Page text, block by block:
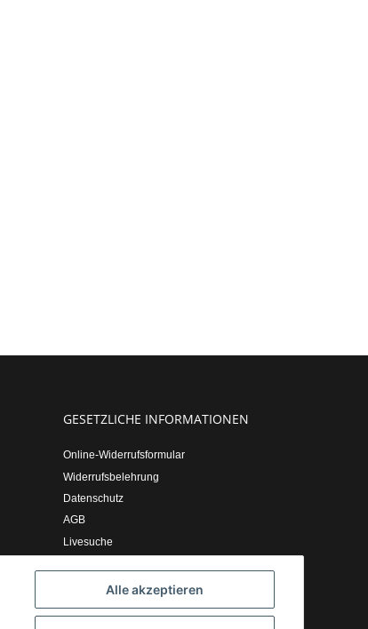
Alle akzeptieren
GESETZLICHE INFORMATIONEN
Online-Widerrufsformular
Widerrufsbelehrung
Datenschutz
AGB
Livesuche
Impressum